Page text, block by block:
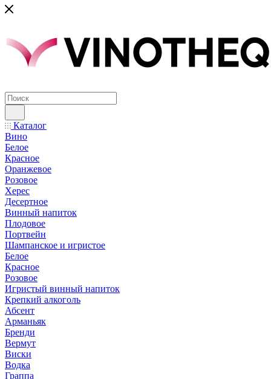
Каталог
Вино
Белое
Красное
Оранжевое
Розовое
Херес
Десертное
Винный напиток
Плодовое
Портвейн
Шампанское и игристое
Белое
Красное
Розовое
Игристый винный напиток
Крепкий алкоголь
Абсент
Арманьяк
Бренди
Вермут
Виски
Водка
Граппа